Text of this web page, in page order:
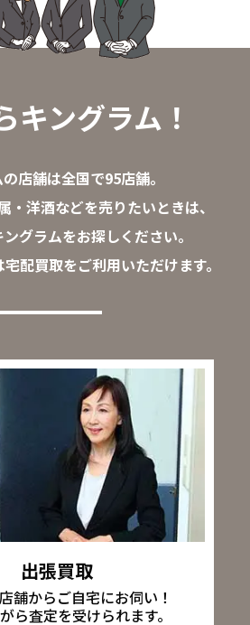
キングラム！
店舗は全国で95店舗。
・洋酒などを売りたいときは、
グラムをお探しください。
配買取をご利用いただけます。
出張買取
舗からご自宅にお伺い！
ら査定を受けられます。